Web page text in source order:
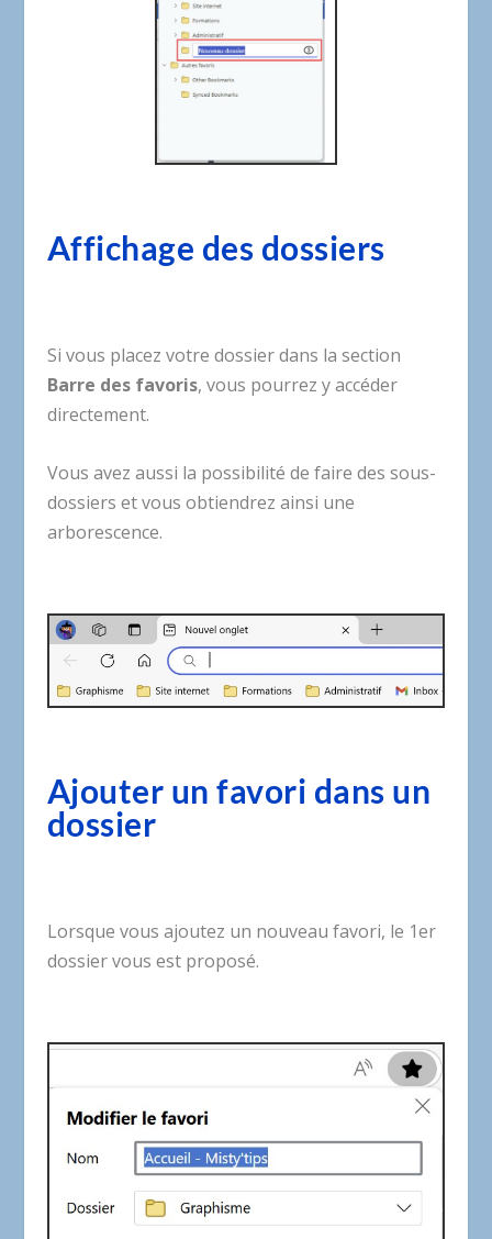
Affichage des dossiers
Si vous placez votre dossier dans la section
Barre des favoris, vous pourrez y accéder
directement.
Vous avez aussi la possibilité de faire des sous-
dossiers et vous obtiendrez ainsi une
arborescence.
Ajouter un favori dans un
dossier
Lorsque vous ajoutez un nouveau favori, le 1er
dossier vous est proposé.